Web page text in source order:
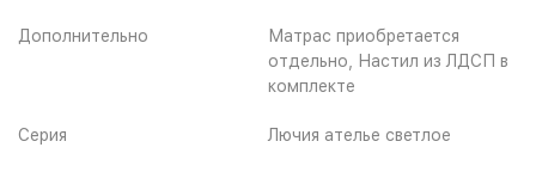
Дополнительно
Матрас приобретается
отдельно, Настил из ЛДСП в
комплекте
Серия Лючия ателье светлое